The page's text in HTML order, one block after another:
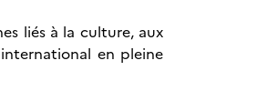
liés à la culture, aux
en pleine